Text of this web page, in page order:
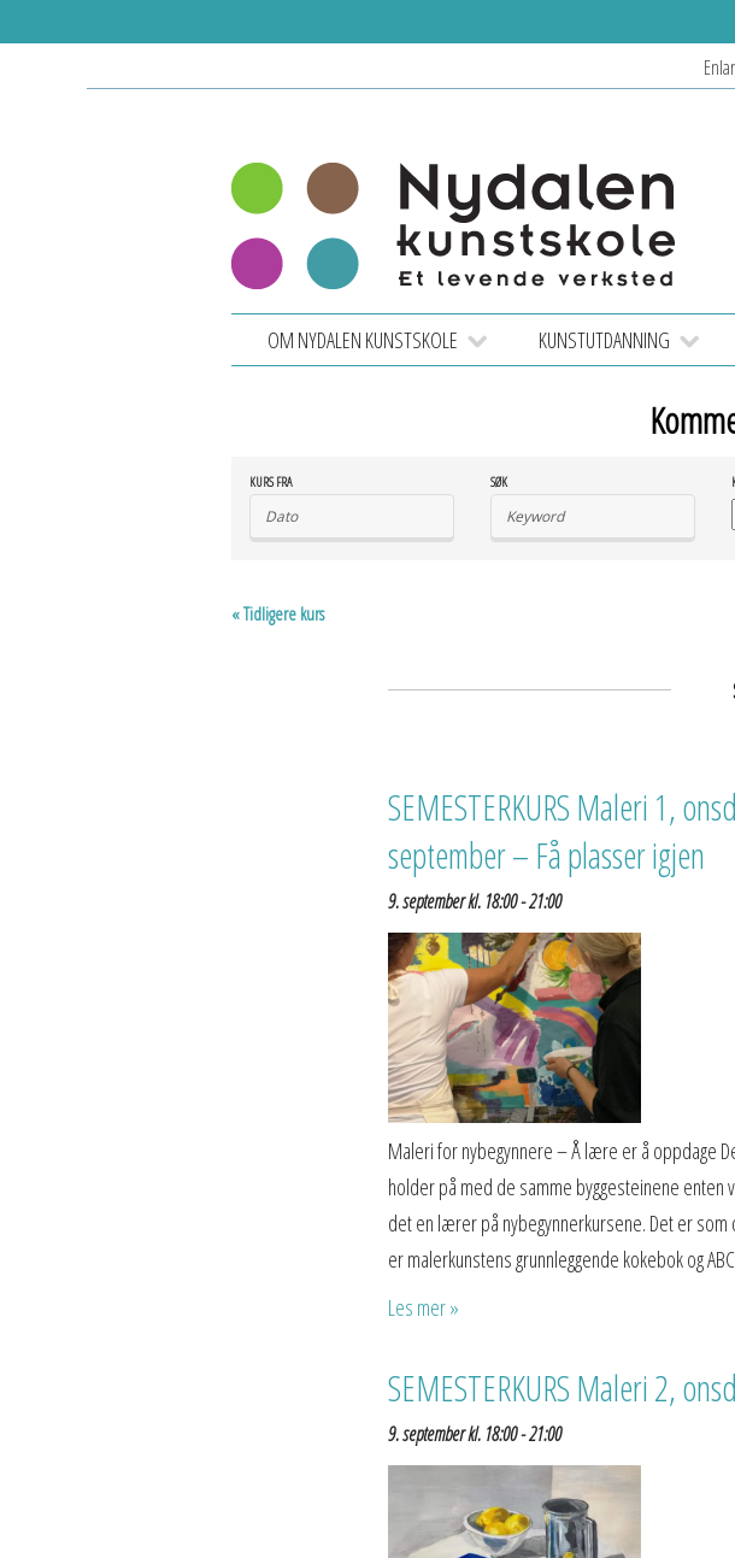
OM NYDALEN KUNSTSKOLE KUNSTUTDANNING
kurs
Search
and
Navigation
kurs
Search
KURS FRA SØK
«Tidligere kurs
SEMESTERKURS Maleri 1,
september – Få plasser igjen
9. september kl. 18:00-21:00
Maleri for nybegynnere – Å lære er å oppdage
holder på med de samme byggesteinene enten
det en lærer på nybegynnerkursene. Det er
er malerkunstens grunnleggende kokebok og
Les mer »
SEMESTERKURS Maleri 2,
9. september kl. 18:00-21:00